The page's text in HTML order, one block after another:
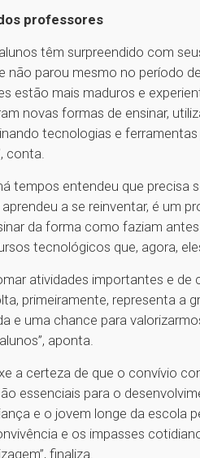
professores
têm surpreendido com
não parou mesmo no período
estão mais maduros e
novas formas de ensinar,
tecnologias e
conta.
tempos entendeu que precisa
a se reinventar, é um
da forma como faziam
tecnológicos que, agora,
atividades importantes e de
primeiramente, representa a
e uma chance para
aponta.
a certeza de que o convívio
essenciais para o
e o jovem longe da escola
e os impasses
finaliza.